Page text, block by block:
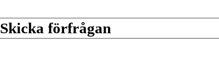
Skicka förfrågan